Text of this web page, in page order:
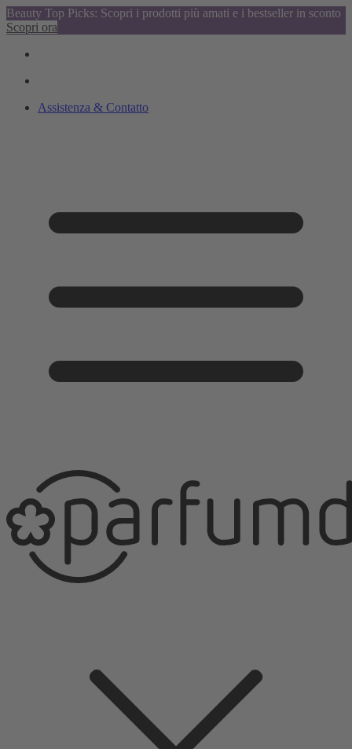
Beauty Top Picks: Scopri i prodotti più amati e i bestseller in sconto
Scopri ora
Assistenza & Contatto